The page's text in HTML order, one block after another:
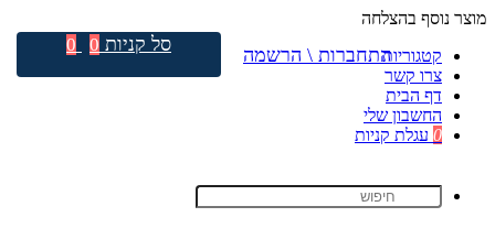
מוצר נוסף בהצלחה
קטגוריות
צרו קשר
דף הבית
החשבון שלי
0 עגלת קניות
התחברות \ הרשמה סל קניות 0
0